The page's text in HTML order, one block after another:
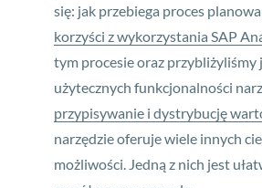
się: jak przebiega proces
korzyści z wykorzystania SAP
tym procesie oraz przybliżyliśmy
użytecznych funkcjonalności
przypisywanie i dystrybucję
narzędzie oferuje wiele innych
możliwości. Jedną z nich jest